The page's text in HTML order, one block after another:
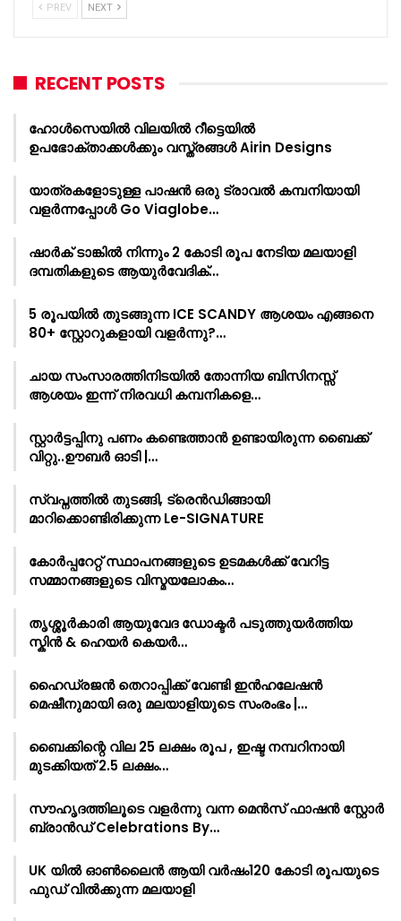
PREV NEXT
RECENT POSTS
ഹോൾസെയിൽ വിലയിൽ റീട്ടെയിൽ
ഉപഭോക്താക്കൾക്കും വസ്ത്രങ്ങൾ Airin Designs
യാത്രകളോടുള്ള പാഷൻ ഒരു ട്രാവൽ കമ്പനിയായി
വളർന്നപ്പോൾ Go Viaglobe…
ഷാർക്‌ ടാങ്കിൽ നിന്നും 2 കോടി രൂപ നേടിയ മലയാളി
ദമ്പതികളുടെ ആയുർവേദിക്…
5 രൂപയിൽ തുടങ്ങുന്ന ICE SCANDY ആശയം എങ്ങനെ
80+ സ്റ്റോറുകളായി വളർന്നു?…
ചായ സംസാരത്തിനിടയിൽ തോന്നിയ ബിസിനസ്സ്
ആശയം ഇന്ന് നിരവധി കമ്പനികളെ…
സ്റ്റാർട്ടപ്പിനു പണം കണ്ടെത്താൻ ഉണ്ടായിരുന്ന ബൈക്ക്
വിറ്റു..ഊബർ ഓടി |…
സ്വപ്നത്തിൽ തുടങ്ങി, ട്രെൻഡിങ്ങായി
മാറിക്കൊണ്ടിരിക്കുന്ന Le-SIGNATURE
കോർപ്പറേറ്റ് സ്ഥാപനങ്ങളുടെ ഉടമകൾക്ക് വേറിട്ട
സമ്മാനങ്ങളുടെ വിസ്മയലോകം…
തൃശ്ശൂർകാരി ആയുവേദ ഡോക്ടർ പടുത്തുയർത്തിയ
സ്കിൻ & ഹെയർ കെയർ…
ഹൈഡ്രജൻ തെറാപ്പിക്ക് വേണ്ടി ഇൻഹലേഷൻ
മെഷീനുമായി ഒരു മലയാളിയുടെ സംരംഭം |…
ബൈക്കിന്റെ വില 25 ലക്ഷം രൂപ , ഇഷ്ട നമ്പറിനായി
മുടക്കിയത് 2.5 ലക്ഷം…
സൗഹൃദത്തിലൂടെ വളർന്നു വന്ന മെൻസ് ഫാഷൻ സ്റ്റോർ
ബ്രാൻഡ് Celebrations By…
UK യിൽ ഓൺലൈൻ ആയി വർഷം120 കോടി രൂപയുടെ
ഫുഡ് വിൽക്കുന്ന മലയാളി